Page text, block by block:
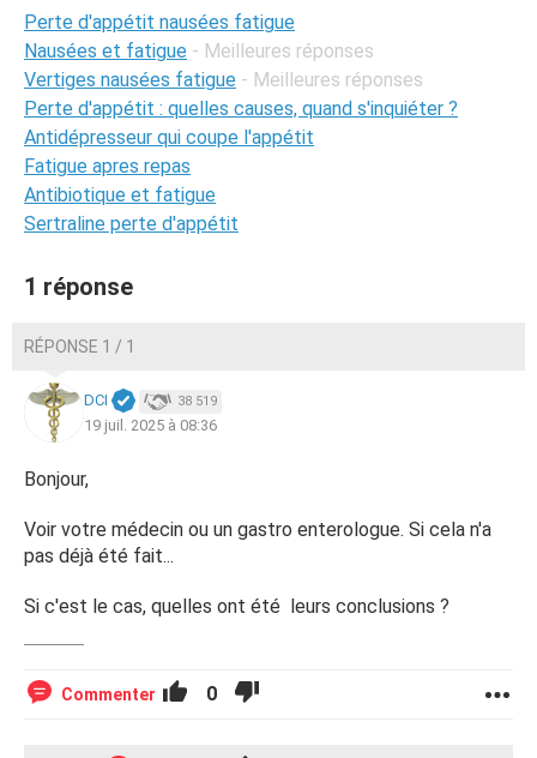
Perte d'appétit nausées fatigue
Nausées et fatigue - Meilleures réponses
Vertiges nausées fatigue - Meilleures réponses
Perte d'appétit : quelles causes, quand s'inquiéter ?
Antidépresseur qui coupe l'appétit
Fatigue apres repas
Antibiotique et fatigue
Sertraline perte d'appétit
1 réponse
RÉPONSE 1 / 1
DCI 38 519
19 juil. 2025 à 08:36
Bonjour,
Voir votre médecin ou un gastro enterologue. Si cela n'a
pas déjà été fait...
Si c'est le cas, quelles ont été leurs conclusions ?
Commenter 0